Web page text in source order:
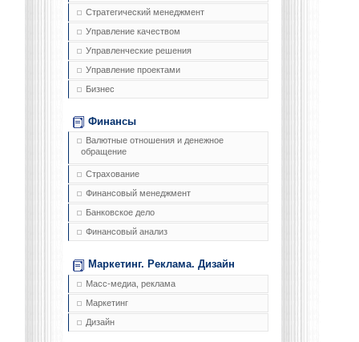
Стратегический менеджмент
Управление качеством
Управленческие решения
Управление проектами
Бизнес
Финансы
Валютные отношения и денежное
обращение
Страхование
Финансовый менеджмент
Банковское дело
Финансовый анализ
Маркетинг. Реклама. Дизайн
Масс-медиа, реклама
Маркетинг
Дизайн